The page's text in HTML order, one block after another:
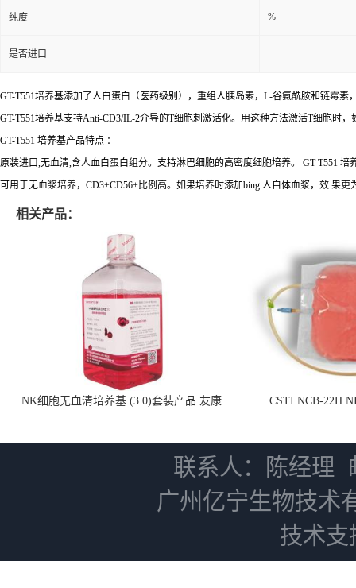
纯度 %
是否进口
GT-T551培养基添加了人白蛋白（医药级别），重组人胰岛素，L-谷氨酰胺和链霉
GT-T551培养基支持Anti-CD3/IL-2介导的T细胞刺激活化。用这种方法激活T细胞时
GT-T551 培养基产品特点 ：
原装进口,无血清,含人血白蛋白组分。支持淋巴细胞的高密度细胞培养。 GT-T551
可用于无血浆培养，CD3+CD56+比例高。如果培养时添加bing 人自体血浆，效 果更
相关产品：
NK细胞无血清培养基 (3.0)套装产品 友康
CSTI NCB-22H
联系人：陈经理
广州亿宁生物技术
技术